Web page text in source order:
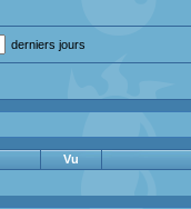
derniers jours
Vu